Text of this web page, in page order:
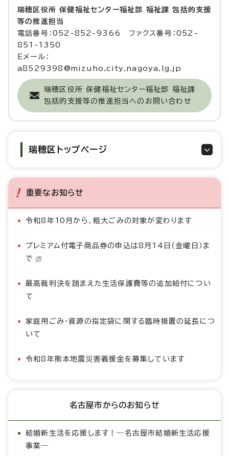
瑞穂区役所 保健福祉センター福祉部 福祉課 包括的支援
等の推進担当
電話番号：052-852-9366 ファクス番号：052-
851-1350
Eメール：
a8529398@mizuho.city.nagoya.lg.jp
瑞穂区役所 保健福祉センター福祉部 福祉課
包括的支援等の推進担当へのお問い合わせ
瑞穂区トップページ
重要なお知らせ
令和8年10月から、粗大ごみの対象が変わります
プレミアム付電子商品券の申込は8月14日（金曜日）ま
で
最高裁判決を踏まえた生活保護費等の追加給付につい
て
家庭用ごみ・資源の指定袋に関する臨時措置の延長につ
いて
令和8年熊本地震災害義援金を募集しています
名古屋市からのお知らせ
結婚新生活を応援します！―名古屋市結婚新生活応援
事業―